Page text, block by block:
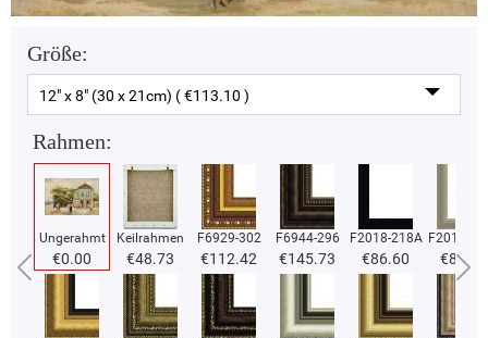
Größe:
12" x 8" (30 x 21cm) ( €113.10 )
Rahmen:
Ungerahmt
€0.00
Keilrahmen
€48.73
F6929-302
€112.42
F6944-296
€145.73
F2018-218A
€86.60
F2018-
€86.60